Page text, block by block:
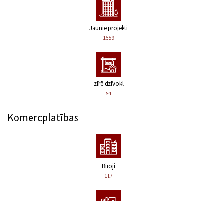
Jaunie projekti
1559
Izīrē dzīvokli
94
Komercplatības
Biroji
117